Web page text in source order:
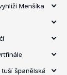
Menšíka
španělská